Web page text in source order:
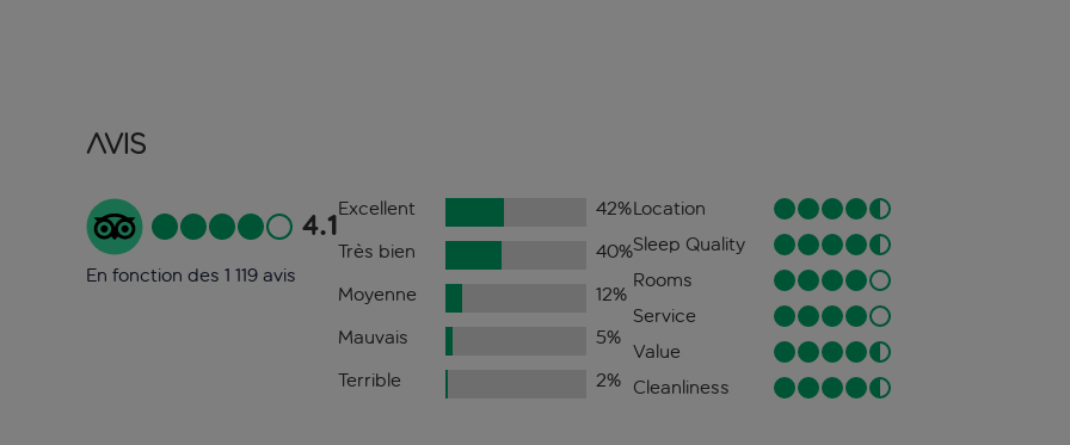
Avis
4.1
En fonction des 1 119 avis
Excellent 42%
Très bien
40%
Moyenne
12%
Mauvais
5%
Terrible
2%
Location
Sleep Quality
Rooms
Service
Value
Cleanliness